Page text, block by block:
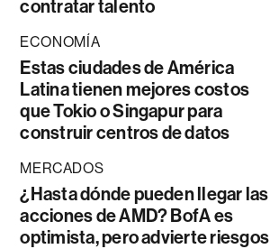
contratar talento
ECONOMÍA
Estas ciudades de América
Latina tienen mejores costos
que Tokio o Singapur para
construir centros de datos
MERCADOS
¿Hasta dónde pueden llegar las
acciones de AMD? BofA es
optimista, pero advierte riesgos